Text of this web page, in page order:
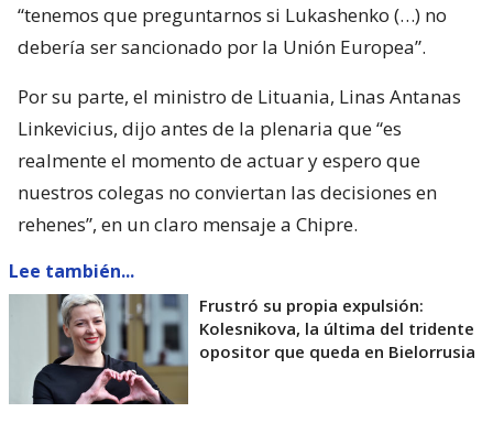
“tenemos que preguntarnos si Lukashenko (…) no
debería ser sancionado por la Unión Europea”.
Por su parte, el ministro de Lituania, Linas Antanas
Linkevicius, dijo antes de la plenaria que “es
realmente el momento de actuar y espero que
nuestros colegas no conviertan las decisiones en
rehenes”, en un claro mensaje a Chipre.
Lee también...
Frustró su propia expulsión:
Kolesnikova, la última del tridente
opositor que queda en Bielorrusia